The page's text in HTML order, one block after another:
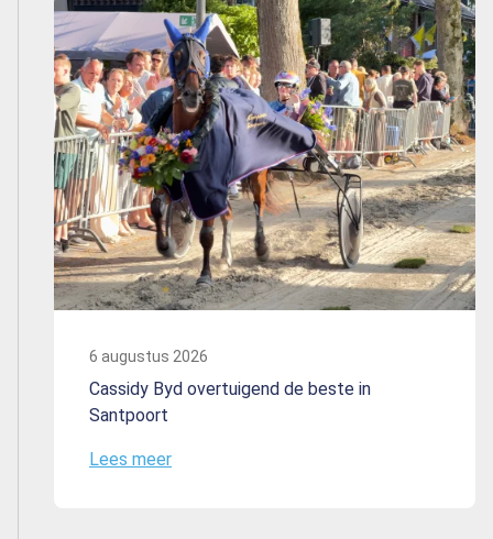
6 augustus 2026
Cassidy Byd overtuigend de beste in
Santpoort
Lees meer